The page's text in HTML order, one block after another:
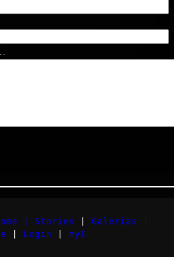
| Stories
Galerias |
Login myI